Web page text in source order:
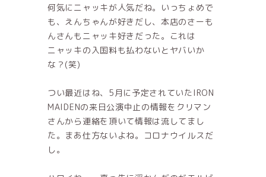
何気にニャッキが人気だね。いっちょめで
も、えんちゃんが好きだし、本店のさーも
んさんもニャッキ好きだった。これは
ニャッキの入国料も払わないとヤバいか
な？(笑)
つい最近はね、5月に予定されていたIRON
MAIDENの来日公演中止の情報をクリマン
さんから連絡を頂いて情報は流してまし
た。まあ仕方ないよね。コロナウイルスだ
し。